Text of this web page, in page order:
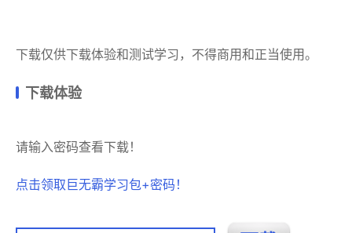
下载仅供下载体验和测试学习，不得商用和正当使用。
下载体验
请输入密码查看下载！
点击领取巨无霸学习包+密码！